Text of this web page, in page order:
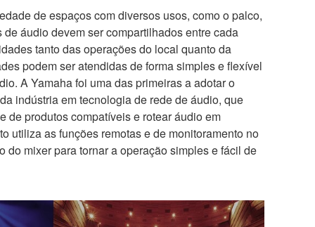
de espaços com diversos usos, como o palco,
áudio devem ser compartilhados entre cada
tanto das operações do local quanto da
podem ser atendidas de forma simples e flexível
A Yamaha foi uma das primeiras a adotar o
indústria em tecnologia de rede de áudio, que
de produtos compatíveis e rotear áudio em
utiliza as funções remotas e de monitoramento no
do mixer para tornar a operação simples e fácil de